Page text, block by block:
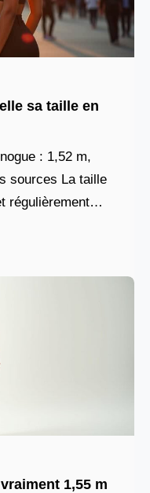
sa taille en
: 1,52 m,
sources La taille
régulièrement
1,55 m